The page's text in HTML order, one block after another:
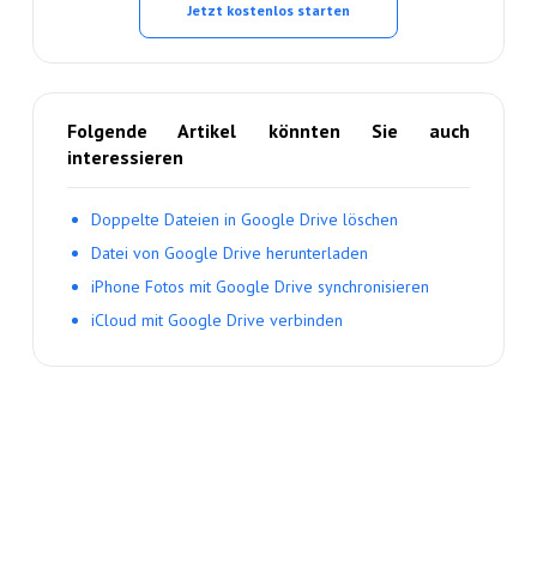
Jetzt kostenlos starten
Folgende Artikel könnten Sie auch
interessieren
Doppelte Dateien in Google Drive löschen
Datei von Google Drive herunterladen
iPhone Fotos mit Google Drive synchronisieren
iCloud mit Google Drive verbinden